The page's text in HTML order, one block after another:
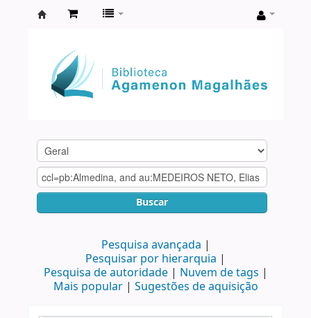
Agamenon
Magalhães
Buscar
Pesquisa avançada
Pesquisar por hierarquia
Pesquisa de autoridade
Nuvem de tags
Mais popular
Sugestões de aquisição